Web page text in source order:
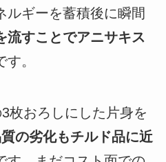
ルギーを蓄積後に瞬間
流すことでアニサキス
。
枚おろしにした片身を
の劣化もチルド品に近